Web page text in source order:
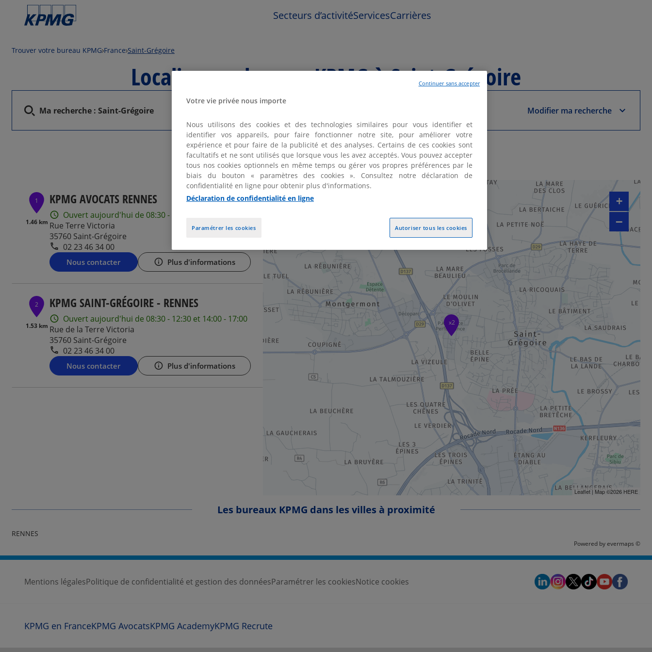
Secteurs d’activitéServicesCarrières
Trouver votre bureau KPMG France Saint-Grégoire
Localiser un bureau KPMG à Saint-Grégoire
Ma recherche : Saint-Grégoire Modifier ma recherche
2 bureaux KPMG à Saint-Grégoire et aux alentours
1
1.46 km
KPMG AVOCATS RENNES
Rue Terre Victoria
35760 Saint-Grégoire
02 23 46 34 00
Ouvert aujourd'hui de 08:30 - 18:00
Nous contacter Plus d'informations
2
1.53 km
KPMG SAINT-GRÉGOIRE - RENNES
Rue de la Terre Victoria
35760 Saint-Grégoire
02 23 46 34 00
Ouvert aujourd'hui de 08:30 - 12:30 et 14:00 - 17:00
Nous contacter Plus d'informations
x2
+
−
Leaflet| Map ©2026 HERE
Les bureaux KPMG dans les villes à proximité
RENNES
Powered byevermaps ©
Mentions légalesPolitique de confidentialité et gestion des donnéesParamétrer les cookiesNotice cookies
KPMG en FranceKPMG AvocatsKPMG AcademyKPMG Recrute
Votre vie privée nous importe
Nous utilisons des cookies et des technologies similaires pour vous identifier et
identifier vos appareils, pour faire fonctionner notre site, pour améliorer votre
expérience et pour faire de la publicité et des analyses. Certains de ces cookies sont
facultatifs et ne sont utilisés que lorsque vous les avez acceptés. Vous pouvez accepter
tous nos cookies optionnels en même temps ou gérer vos propres préférences par le
biais du bouton « paramètres des cookies ». Consultez notre déclaration de
confidentialité en ligne pour obtenir plus d'informations.
Déclaration de confidentialité en ligne
Autoriser tous les cookies
Paramétrer les cookies
Continuer sans accepter